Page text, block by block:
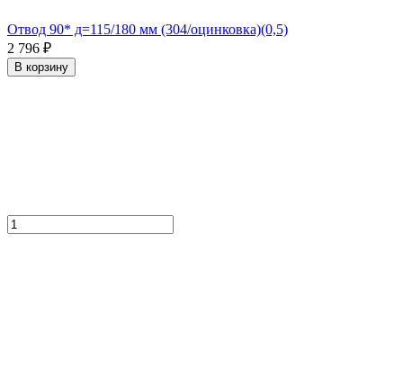
Отвод 90* д=115/180 мм (304/оцинковка)(0,5)
2 796 ₽
В корзину